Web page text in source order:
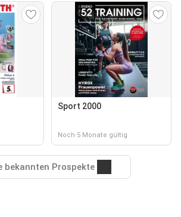
Sport 2000
Noch 5 Monate gültig
bekannten Prospekte